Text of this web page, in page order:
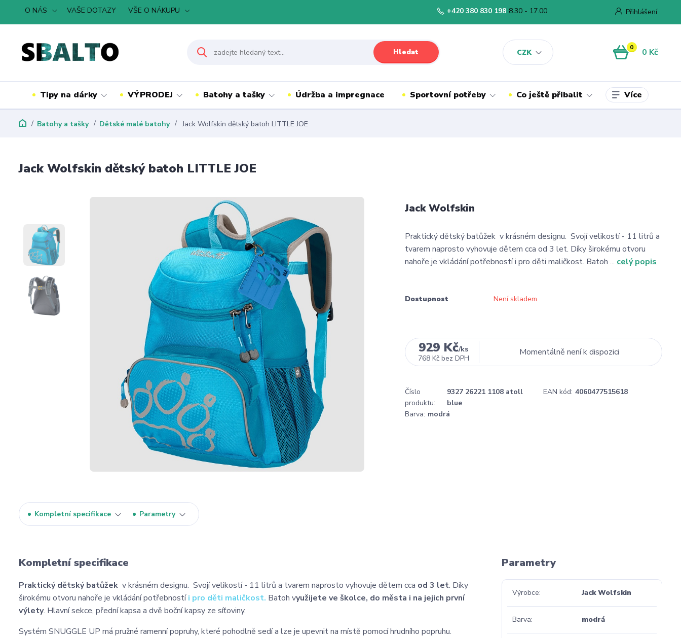
O NÁS VAŠE DOTAZY VŠE O NÁKUPU
CZK
Přihlášení
Hledat
+420 380 830 198 8.30 - 17.00
0 0 Kč
Tipy na dárky VÝPRODEJ Batohy a tašky Údržba a impregnace Sportovní potřeby Co ještě přibalit Více
Batohy a tašky Dětské malé batohy Jack Wolfskin dětský batoh LITTLE JOE
Jack Wolfskin dětský batoh LITTLE JOE
Jack Wolfskin
Praktický dětský batůžek v krásném designu. Svojí velikostí - 11 litrů a
tvarem naprosto vyhovuje dětem cca od 3 let. Díky širokému otvoru
nahoře je vkládání potřebností i pro děti maličkost. Batoh ... celý popis
Dostupnost Není skladem
929 Kč/ks
768 Kč bez DPH
Momentálně není k dispozici
Číslo
produktu:
9327 26221 1108 atoll
blue
EAN kód: 4060477515618
Barva: modrá
Kompletní specifikace Parametry
Kompletní specifikace
Praktický dětský batůžek v krásném designu. Svojí velikostí - 11 litrů a tvarem naprosto vyhovuje dětem cca od 3 let. Díky
širokému otvoru nahoře je vkládání potřebnostíi pro děti maličkost. Batoh využijete ve školce, do města i na jejich první
výlety. Hlavní sekce, přední kapsa a dvě boční kapsy ze síťoviny.
Systém SNUGGLE UP má pružné ramenní popruhy, které pohodlně sedí a lze je upevnit na místě pomocí hrudního popruhu.
Parametry
Výrobce Jack Wolfskin
Barva modrá